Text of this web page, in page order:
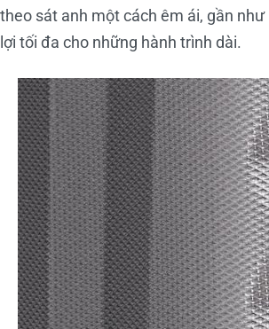
theo sát anh một cách êm ái, gần
lợi tối đa cho những hành trình dài.